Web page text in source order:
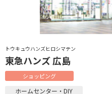
トウキュウハンズヒロシマテン
東急ハンズ 広島
ショッピング
ホームセンター・DIY